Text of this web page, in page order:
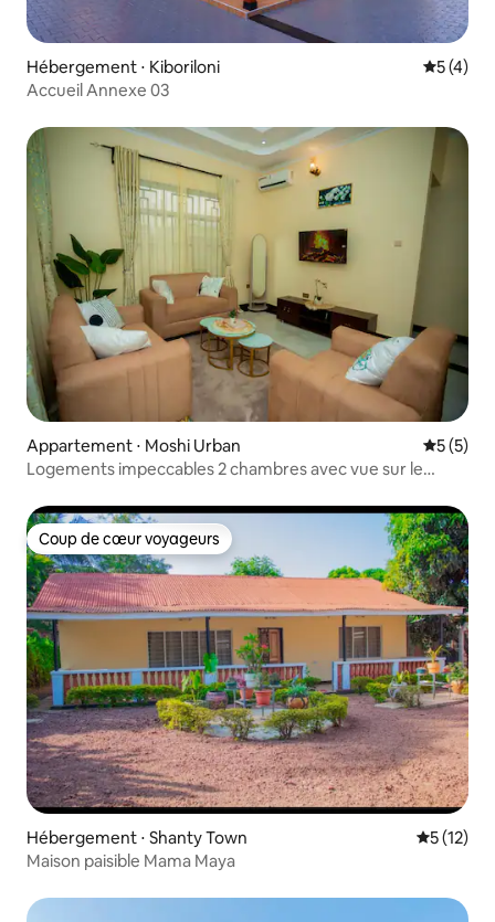
Hébergement ⋅ Kiboriloni
5 (4)
Accueil Annexe 03
Appartement ⋅ Moshi Urban
5 (5)
Logements impeccables 2 chambres avec vue sur le
Coup de cœur voyageurs
Coup de cœur voyageurs
Hébergement ⋅ Shanty Town
5 (12)
Maison paisible Mama Maya